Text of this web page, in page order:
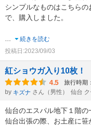
シンプルなものはこちら
で、購入しました。
...
続きを読む
投稿日:2023/09/03
紅ショウガ入り10枚！
4.5 旅行時期
by キズナ さん（男性） 仙台
仙台のエスパル地下１階の
仙台出張の際、お土産に